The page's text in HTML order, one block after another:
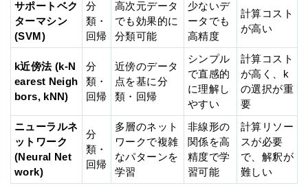
サポートベク
ターマシン
(SVM)
分
類・
回帰
高次元データ
でも効果的に
分類可能
少ないデ
ータでも
高精度
計算コスト
が高い
k近傍法 (k-N
earest Neigh
bors, kNN)
分
類・
回帰
近傍のデータ
点を基に分
類・回帰
シンプル
で直感的
に理解し
やすい
計算コスト
が高く、k
の選択が重
要
ニューラルネ
ットワーク
(Neural Net
work)
分
類・
回帰
多層のネット
ワークで複雑
なパターンを
学習
非線形の
関係を高
精度で学
習可能
計算リソー
スが必要
で、解釈が
難しい